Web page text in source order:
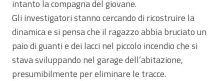
intanto la compagna del giovane.
Gli investigatori stanno cercando di ricostruire la
dinamica e si pensa che il ragazzo abbia bruciato un
paio di guanti e dei lacci nel piccolo incendio che si
stava sviluppando nel garage dell’abitazione,
presumibilmente per eliminare le tracce.